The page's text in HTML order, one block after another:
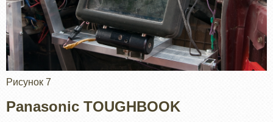
Рисунок 7
Panasonic TOUGHBOOK